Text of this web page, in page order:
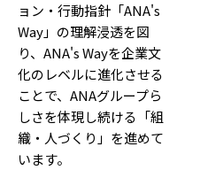
ョン・行動指針「ANA's
Way」の理解浸透を図
り、ANA's Wayを企業文
化のレベルに進化させる
ことで、ANAグループら
しさを体現し続ける「組
織・人づくり」を進めて
います。